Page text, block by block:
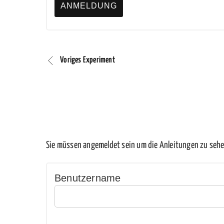
Voriges Experiment
Sie müssen angemeldet sein um die Anleitungen zu
Benutzername